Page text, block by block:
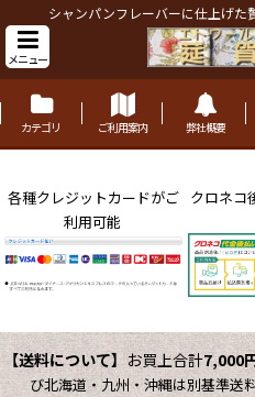
シャンパンフレーバーに仕上げた
メニュー
カテゴリ ご利用案内 弊社概要
各種クレジットカードがご
利用可能
クロネコ
【送料について】 お買上合計7,000
び北海道・九州・沖縄は別基準送